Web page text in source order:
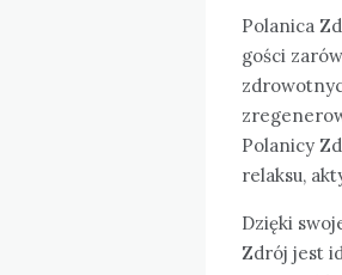
Polanica
gości
Polanicy
relaksu,
Dzięki
Zdrój jest